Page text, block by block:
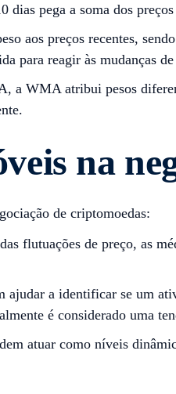
dias pega a soma dos
aos preços recentes,
para reagir às mudanças
a WMA atribui pesos
na
de criptomoedas:
flutuações de preço, as
ajudar a identificar se um
é considerado uma
atuar como níveis